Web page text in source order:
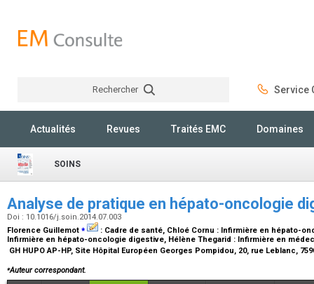
Rechercher Service
Actualités Revues Traités EMC Domaines
SOINS
Analyse de pratique en hépato-oncologie
Doi : 10.1016/j.soin.2014.07.003
Florence Guillemot ⁎ : Cadre de santé, Chloé Cornu : Infirmière en hépato-
Infirmière en hépato-oncologie digestive, Hélène Thegarid : Infirmière en
GH HUPO AP-HP, Site Hôpital Européen Georges Pompidou, 20, rue Leblanc,
⁎Auteur correspondant.